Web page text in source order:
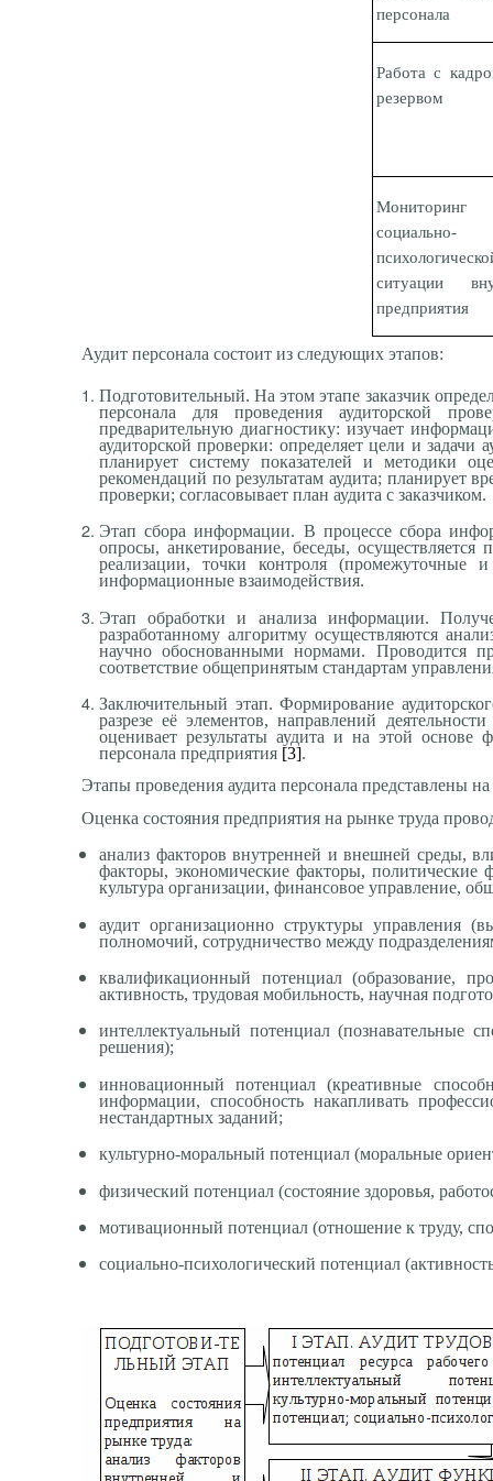
персонала
Работа с
резервом
Мониторинг
социально-
ситуации
предприятия
Аудит персонала состоит из следующих этапов:
Подготовительный. На этом этапе заказчик
персонала для проведения аудиторской
предварительную диагностику: изучает
аудиторской проверки: определяет цели и
планирует систему показателей и методики
рекомендаций по результатам аудита; планирует
проверки; согласовывает план аудита с заказчиком.
Этап сбора информации. В процессе сбора
опросы, анкетирование, беседы, осуществляется
реализации, точки контроля (промежуточные
информационные взаимодействия.
Этап обработки и анализа информации.
разработанному алгоритму осуществляются
научно обоснованными нормами. Проводится
соответствие общепринятым стандартам
Заключительный этап. Формирование
разрезе её элементов, направлений
оценивает результаты аудита и на этой
персонала предприятия [3].
Этапы проведения аудита персонала представлены
Оценка состояния предприятия на рынке труда
анализ факторов внутренней и внешней среды,
факторы, экономические факторы, политические
культура организации, финансовое управление,
аудит организационно структуры управления
полномочий, сотрудничество между
квалификационный потенциал (образование,
активность, трудовая мобильность, научная
интеллектуальный потенциал (познавательные
решения);
инновационный потенциал (креативные
информации, способность накапливать
нестандартных заданий;
культурно-моральный потенциал (моральные
физический потенциал (состояние здоровья,
мотивационный потенциал (отношение к труду,
социально-психологический потенциал